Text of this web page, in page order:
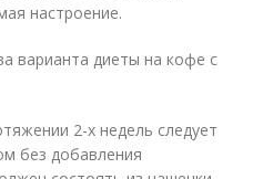
настроение.
варианта диеты на кофе с
2-х недель следует
без добавления